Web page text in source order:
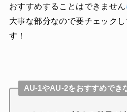
おすすめすることはできません
大事な部分なので要チェック
す！
AU-1やAU-2をおすすめでき